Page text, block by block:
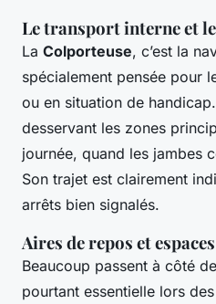
Le transport interne et
La Colporteuse, c’est la
spécialement pensée pour
ou en situation de
desservant les zones
journée, quand les jambes
Son trajet est clairement
arrêts bien signalés.
Aires de repos et
Beaucoup passent à côté
pourtant essentielle lors